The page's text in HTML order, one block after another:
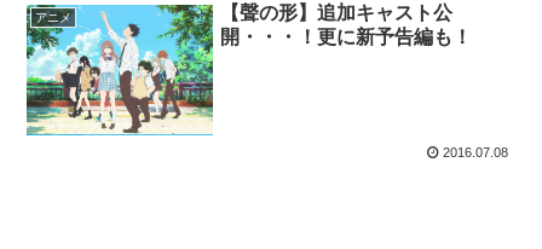
アニメ
【聲の形】追加キャスト公
開・・・！更に新予告編も！
2016.07.08